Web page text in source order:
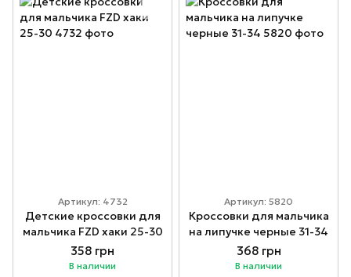
Артикул: 4732
Детские кроссовки для
мальчика FZD хаки 25-30
358 грн
В наличии
Артикул: 5820
Кроссовки для мальчика
на липучке черные 31-34
368 грн
В наличии